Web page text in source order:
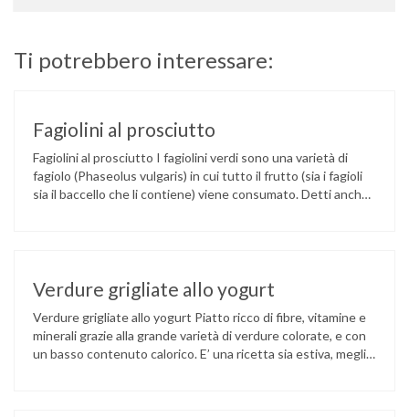
Ti potrebbero interessare:
Fagiolini al prosciutto
Fagiolini al prosciutto I fagiolini verdi sono una varietà di
fagiolo (Phaseolus vulgaris) in cui tutto il frutto (sia i fagioli
sia il baccello che li contiene) viene consumato. Detti anche
Verdure grigliate allo yogurt
Verdure grigliate allo yogurt Piatto ricco di fibre, vitamine e
minerali grazie alla grande varietà di verdure colorate, e con
un basso contenuto calorico. E’ una ricetta sia estiva, meglio